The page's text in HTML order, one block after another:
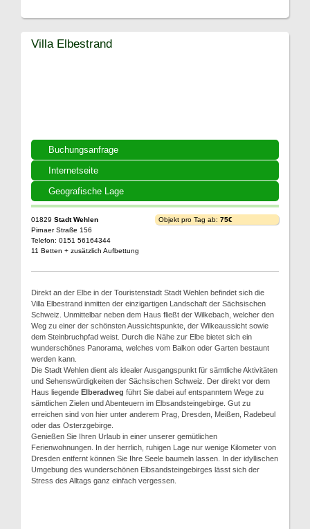
Buchungsanfrage
Internetseite
Geografische Lage
Villa Elbestrand
01829 Stadt Wehlen
Pirnaer Straße 156
Telefon: 0151 56164344
11 Betten + zusätzlich Aufbettung
Objekt pro Tag ab: 75€
Direkt an der Elbe in der Touristenstadt Stadt Wehlen befindet sich die
Villa Elbestrand inmitten der einzigartigen Landschaft der Sächsischen
Schweiz. Unmittelbar neben dem Haus fließt der Wilkebach, welcher den
Weg zu einer der schönsten Aussichtspunkte, der Wilkeaussicht sowie
dem Steinbruchpfad weist. Durch die Nähe zur Elbe bietet sich ein
wunderschönes Panorama, welches vom Balkon oder Garten bestaunt
werden kann.
Die Stadt Wehlen dient als idealer Ausgangspunkt für sämtliche Aktivitäten
und Sehenswürdigkeiten der Sächsischen Schweiz. Der direkt vor dem
Haus liegende Elberadweg führt Sie dabei auf entspanntem Wege zu
sämtlichen Zielen und Abenteuern im Elbsandsteingebirge. Gut zu
erreichen sind von hier unter anderem Prag, Dresden, Meißen, Radebeul
oder das Osterzgebirge.
Genießen Sie Ihren Urlaub in einer unserer gemütlichen
Ferienwohnungen. In der herrlich, ruhigen Lage nur wenige Kilometer von
Dresden entfernt können Sie Ihre Seele baumeln lassen. In der idyllischen
Umgebung des wunderschönen Elbsandsteingebirges lässt sich der
Stress des Alltags ganz einfach vergessen.